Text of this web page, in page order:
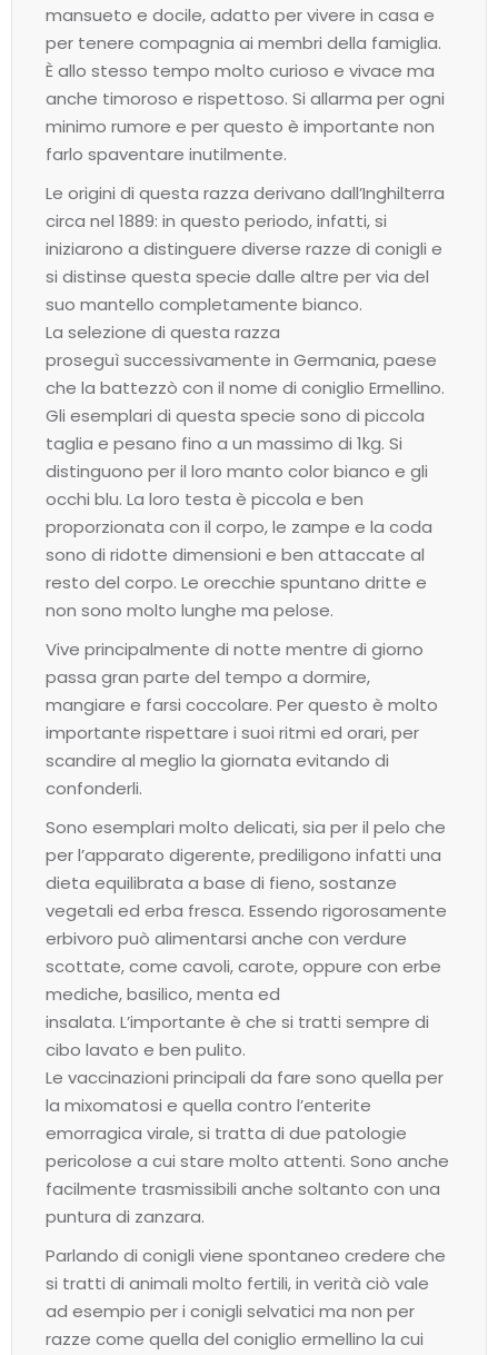
mansueto e docile, adatto per vivere in casa e
per tenere compagnia ai membri della famiglia.
È allo stesso tempo molto curioso e vivace ma
anche timoroso e rispettoso. Si allarma per ogni
minimo rumore e per questo è importante non
farlo spaventare inutilmente.
Le origini di questa razza derivano dall’Inghilterra
circa nel 1889: in questo periodo, infatti, si
iniziarono a distinguere diverse razze di conigli e
si distinse questa specie dalle altre per via del
suo mantello completamente bianco.
La selezione di questa razza
proseguì successivamente in Germania, paese
che la battezzò con il nome di coniglio Ermellino.
Gli esemplari di questa specie sono di piccola
taglia e pesano fino a un massimo di 1kg. Si
distinguono per il loro manto color bianco e gli
occhi blu. La loro testa è piccola e ben
proporzionata con il corpo, le zampe e la coda
sono di ridotte dimensioni e ben attaccate al
resto del corpo. Le orecchie spuntano dritte e
non sono molto lunghe ma pelose.
Vive principalmente di notte mentre di giorno
passa gran parte del tempo a dormire,
mangiare e farsi coccolare. Per questo è molto
importante rispettare i suoi ritmi ed orari, per
scandire al meglio la giornata evitando di
confonderli.
Sono esemplari molto delicati, sia per il pelo che
per l’apparato digerente, prediligono infatti una
dieta equilibrata a base di fieno, sostanze
vegetali ed erba fresca. Essendo rigorosamente
erbivoro può alimentarsi anche con verdure
scottate, come cavoli, carote, oppure con erbe
mediche, basilico, menta ed
insalata. L’importante è che si tratti sempre di
cibo lavato e ben pulito.
Le vaccinazioni principali da fare sono quella per
la mixomatosi e quella contro l’enterite
emorragica virale, si tratta di due patologie
pericolose a cui stare molto attenti. Sono anche
facilmente trasmissibili anche soltanto con una
puntura di zanzara.
Parlando di conigli viene spontaneo credere che
si tratti di animali molto fertili, in verità ciò vale
ad esempio per i conigli selvatici ma non per
razze come quella del coniglio ermellino la cui